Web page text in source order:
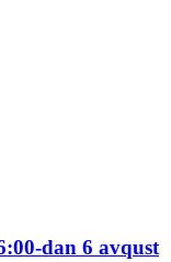
dan 6 avqust